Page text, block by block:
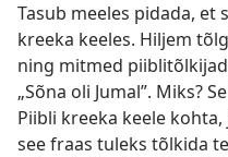
Tasub meeles pidada,
kreeka keeles. Hiljem
ning mitmed
„Sõna oli Jumal”. Miks?
Piibli kreeka keele
see fraas tuleks tõlkida